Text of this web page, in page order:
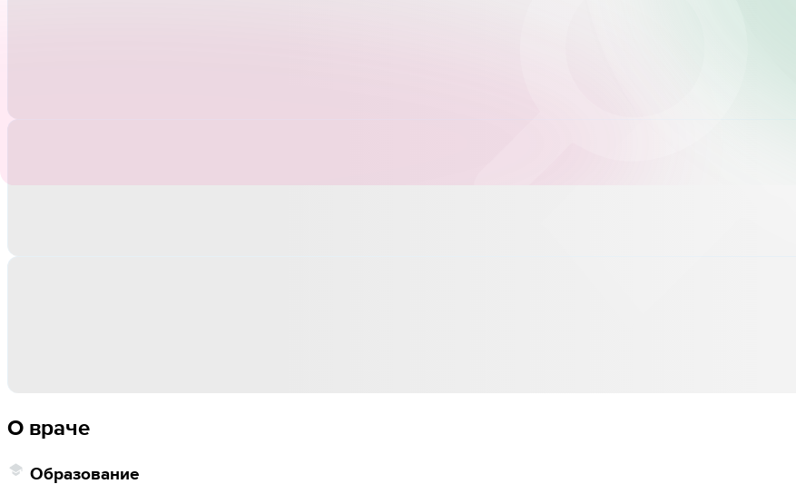
О враче
Образование